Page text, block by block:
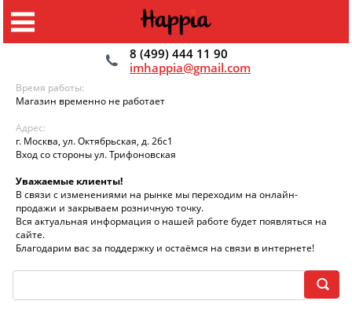
8 (499) 444 11 90
imhappia@gmail.com
Время работы:
Магазин временно не работает
Адрес:
г. Москва, ул. Октябрьская, д. 26с1
Вход со стороны ул. Трифоновская
Уважаемые клиенты!
В связи с изменениями на рынке мы переходим на онлайн-
продажи и закрываем розничную точку.
Вся актуальная информация о нашей работе будет появляться на
сайте.
Благодарим вас за поддержку и остаёмся на связи в интернете!